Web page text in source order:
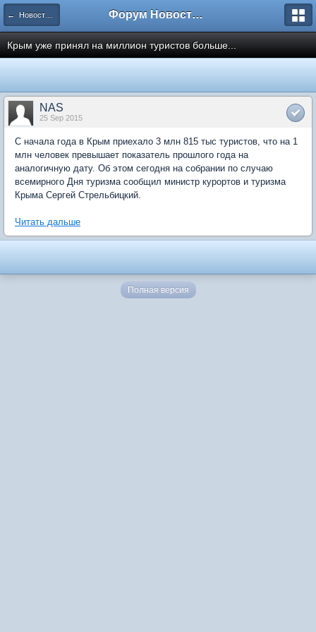
← Новости рынка недвижимости Форум Новостройки
Крым уже принял на миллион туристов больше...
NAS
25 Sep 2015
С начала года в Крым приехало 3 млн 815 тыс туристов, что на 1
млн человек превышает показатель прошлого года на
аналогичную дату. Об этом сегодня на собрании по случаю
всемирного Дня туризма сообщил министр курортов и туризма
Крыма Сергей Стрельбицкий.
Читать дальше
Полная версия